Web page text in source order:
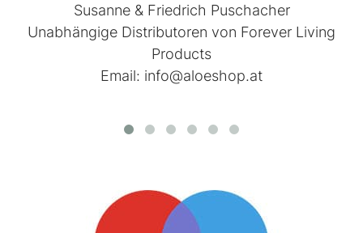
Susanne & Friedrich Puschacher
Unabhängige Distributoren von Forever Living
Products
Email: info@aloeshop.at